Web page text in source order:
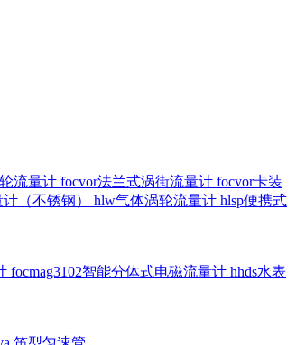
流量计 focvor法兰式涡街流量计 focvor卡装
（不锈钢） hlw气体涡轮流量计 hlsp便携式
focmag3102智能分体式电磁流量计 hhds水表